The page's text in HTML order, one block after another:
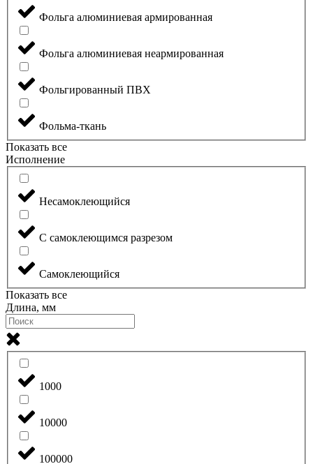
Фольга алюминиевая армированная
Фольга алюминиевая неармированная
Фольгированный ПВХ
Фольма-ткань
Показать все
Исполнение
Несамоклеющийся
С самоклеющимся разрезом
Самоклеющийся
Показать все
Длина, мм
1000
10000
100000